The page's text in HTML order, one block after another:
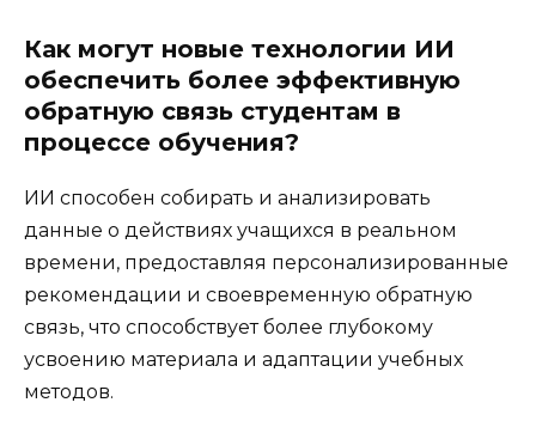
Как могут новые технологии ИИ
обеспечить более эффективную
обратную связь студентам в
процессе обучения?
ИИ способен собирать и анализировать
данные о действиях учащихся в реальном
времени, предоставляя персонализированные
рекомендации и своевременную обратную
связь, что способствует более глубокому
усвоению материала и адаптации учебных
методов.